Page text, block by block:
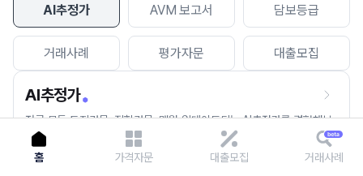
AI추정가 AVM 보고서 담보등급
거래사례 평가자문 대출모집
AI추정가
전국 모든 토지건물, 집합건물, 매월 업데이트되는 AI추정가를 경험해보
세요.
홈 가격자문 대출모집 거래사례